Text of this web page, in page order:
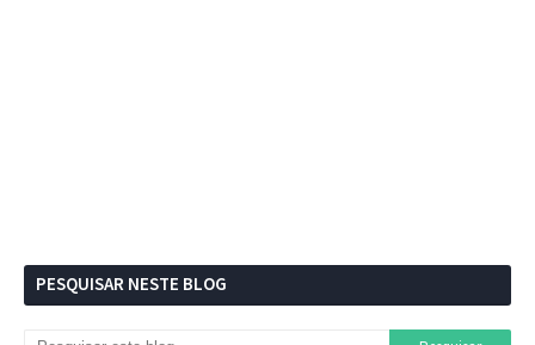
PESQUISAR NESTE BLOG